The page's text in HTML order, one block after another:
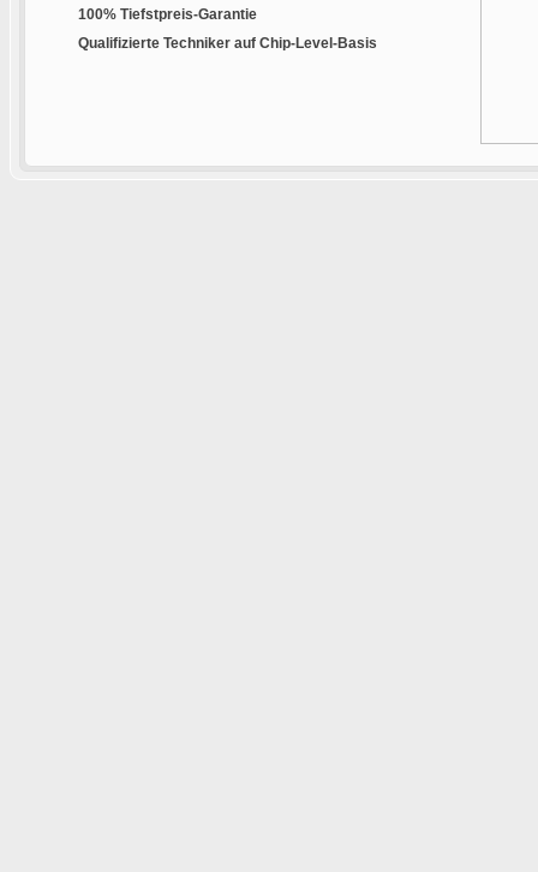
100% Tiefstpreis-Garantie
Qualifizierte Techniker auf Chip-Level-Basis